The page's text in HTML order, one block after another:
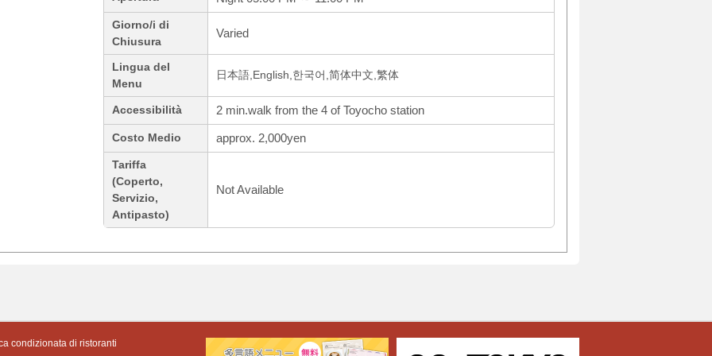
Giorno/i di
Chiusura
Varied
Lingua del
Menu
日本語,English,한국어,简体中文,繁体
Accessibilità 2 min.walk from the 4 of Toyocho station
Costo Medio approx. 2,000yen
Tariffa
(Coperto,
Servizio,
Antipasto)
Not Available
condizionata di ristoranti